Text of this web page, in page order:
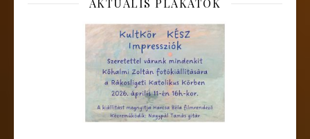
AKTUÁLIS PLAKÁTOK